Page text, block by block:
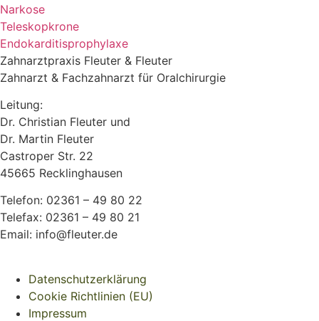
Narkose
Teleskopkrone
Endokarditisprophylaxe
Zahnarztpraxis Fleuter & Fleuter
Zahnarzt & Fachzahnarzt für Oralchirurgie
Leitung:
Dr. Christian Fleuter und
Dr. Martin Fleuter
Castroper Str. 22
45665 Recklinghausen
Telefon: 02361 – 49 80 22
Telefax: 02361 – 49 80 21
Email: info@fleuter.de
Datenschutzerklärung
Cookie Richtlinien (EU)
Impressum